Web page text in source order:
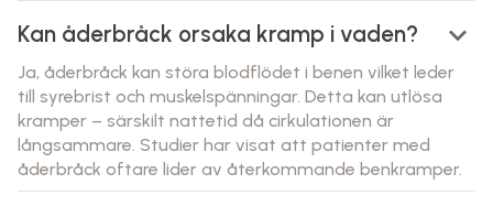
Kan åderbråck orsaka kramp i vaden? keyboard_arrow_down
Ja, åderbråck kan störa blodflödet i benen vilket leder
till syrebrist och muskelspänningar. Detta kan utlösa
kramper – särskilt nattetid då cirkulationen är
långsammare. Studier har visat att patienter med
åderbråck oftare lider av återkommande benkramper.